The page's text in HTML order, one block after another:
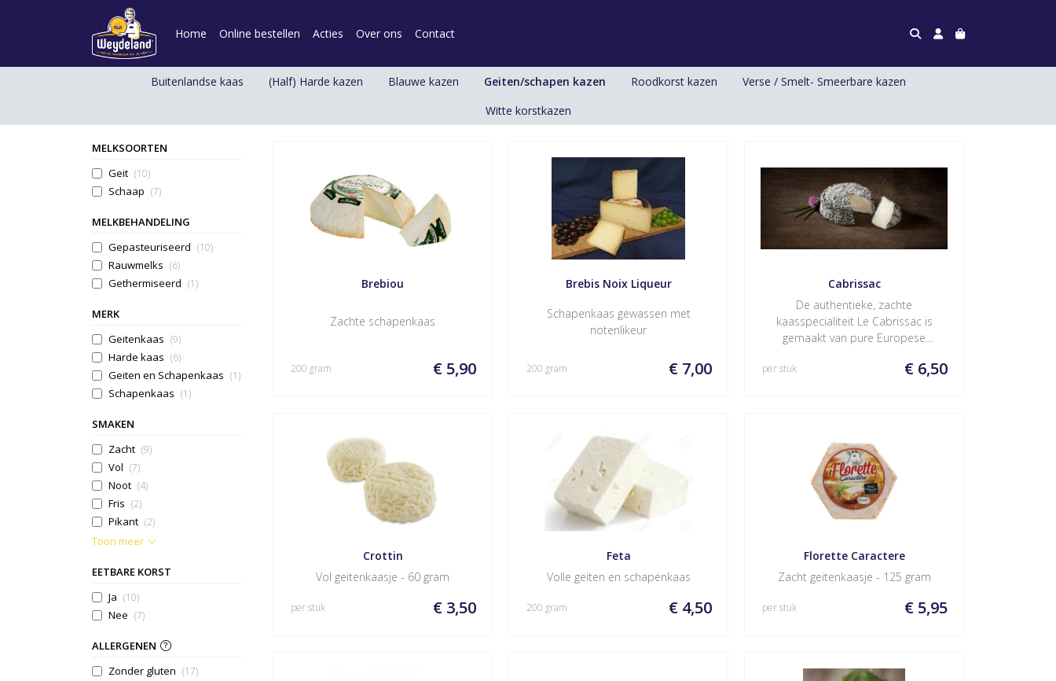
Home Online bestellen Acties Over ons Contact
Buitenlandse kaas (Half) Harde kazen Blauwe kazen Geiten/schapen kazen Roodkorst kazen
Verse / Smelt- Smeerbare kazen
Witte korstkazen
MELKSOORTEN
Geit (10)
Schaap (7)
MELKBEHANDELING
Gepasteuriseerd (10)
Rauwmelks (6)
Gethermiseerd (1)
MERK
Geitenkaas (9)
Harde kaas (6)
Geiten en Schapenkaas (1)
Schapenkaas (1)
SMAKEN
Zacht (9)
Vol (7)
Noot (4)
Fris (2)
Pikant (2)
Toon meer
EETBARE KORST
Ja (10)
Nee (7)
ALLERGENEN
Zonder gluten (17)
Brebiou
Zachte schapenkaas
€ 5,90
200 gram
Brebis Noix Liqueur
Schapenkaas gewassen met
notenlikeur
€ 7,00
200 gram
Cabrissac
De authentieke, zachte
kaasspecialiteit Le Cabrissac is
gemaakt van pure Europese
€ 6,50
per stuk
Crottin
Vol geitenkaasje - 60 gram
€ 3,50
per stuk
Feta
Volle geiten en schapenkaas
€ 4,50
200 gram
Florette Caractere
Zacht geitenkaasje - 125 gram
€ 5,95
per stuk